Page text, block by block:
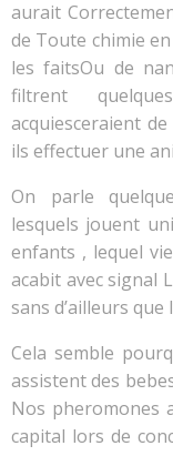
aurait
de Toute chimie
les faitsOu de
filtrent
acquiesceraient
ils effectuer une
On parle
lesquels jouent
enfants , lequel
acabit avec signal
sans d’ailleurs
Cela semble
assistent des
Nos pheromones
capital lors de